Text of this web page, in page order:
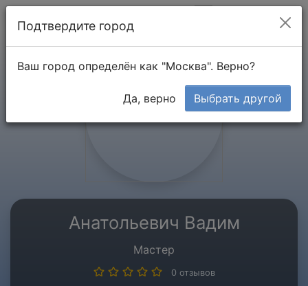
Анатольевич Вадим
Мастер
0 отзывов
Подтвердите город
Ваш город определён как "Москва". Верно?
Да, верно Выбрать другой